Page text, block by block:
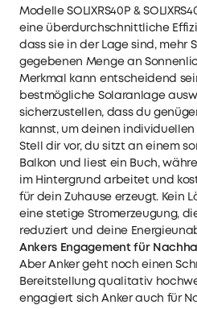
Modelle SOLIXRS40P &
eine überdurchschnittliche
dass sie in der Lage sind, mehr
gegebenen Menge an
Merkmal kann entscheidend
bestmögliche Solaranlage
sicherzustellen, dass du
kannst, um deinen individuellen
Stell dir vor, du sitzt an einem
Balkon und liest ein Buch,
im Hintergrund arbeitet und
für dein Zuhause erzeugt. Kein
eine stetige Stromerzeugung,
reduziert und deine
Ankers Engagement für
Aber Anker geht noch einen
Bereitstellung qualitativ
engagiert sich Anker auch für